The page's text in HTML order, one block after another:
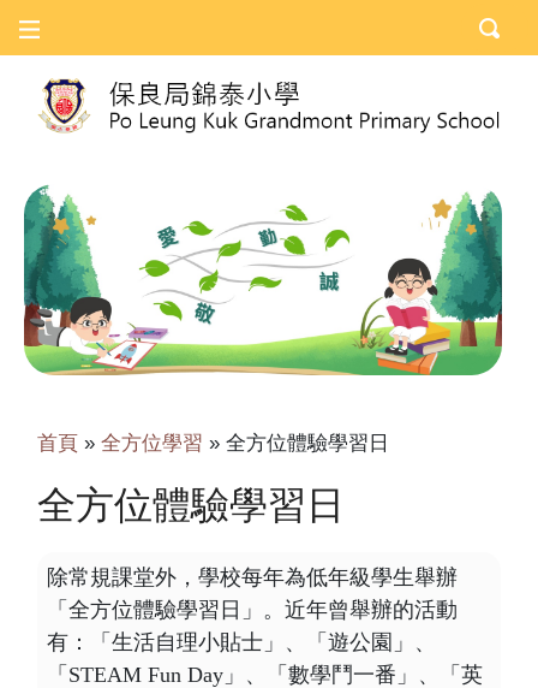
首頁 » 全方位學習 » 全方位體驗學習日
全方位體驗學習日
除常規課堂外，學校每年為低年級學生舉辦
「全方位體驗學習日」。近年曾舉辦的活動
有：「生活自理小貼士」、「遊公園」、
「STEAM Fun Day」、「數學鬥一番」、「英